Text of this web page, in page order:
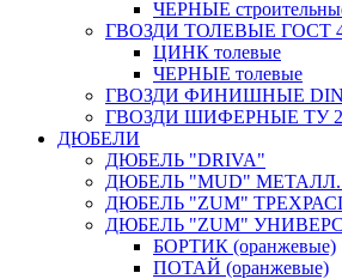
ЧЕРНЫЕ
ГВОЗДИ ТОЛЕВЫЕ ГОСТ
ЦИНК толевые
ЧЕРНЫЕ толевые
ГВОЗДИ ФИНИШНЫЕ DIN
ГВОЗДИ ШИФЕРНЫЕ ТУ
ДЮБЕЛИ
ДЮБЕЛЬ "DRIVA"
ДЮБЕЛЬ "MUD" МЕТАЛЛ.
ДЮБЕЛЬ "ZUM"
ДЮБЕЛЬ "ZUM"
БОРТИК (оранжевые)
ПОТАЙ (оранжевые)